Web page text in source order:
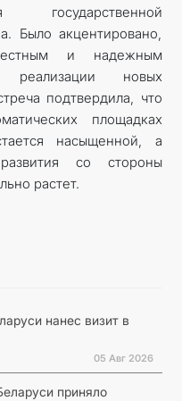
государственной
Было акцентировано,
и надежным
новых
подтвердила, что
площадках
насыщенной, а
со стороны
растет.
нанес визит в
05 Авг 2026
приняло